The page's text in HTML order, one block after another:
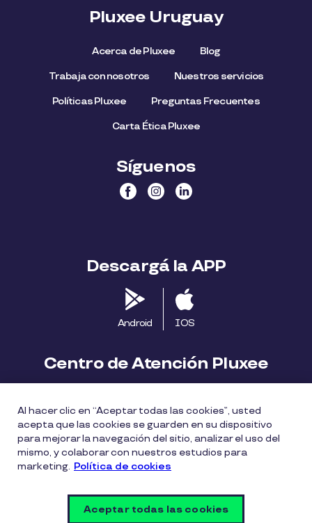
Pluxee Uruguay
Acerca de Pluxee Blog
Trabaja con nosotros Nuestros servicios
Políticas Pluxee Preguntas Frecuentes
Carta Ética Pluxee
Síguenos
Descargá la APP
Android IOS
Centro de Atención Pluxee
consumidores.uy@pluxeegroup.com
Centro de reclamos
Política de Cookies Políticas de privacidad
Al hacer clic en “Aceptar todas las cookies”, usted
acepta que las cookies se guarden en su dispositivo
para mejorar la navegación del sitio, analizar el uso del
mismo, y colaborar con nuestros estudios para
marketing. Política de cookies
Aceptar todas las cookies